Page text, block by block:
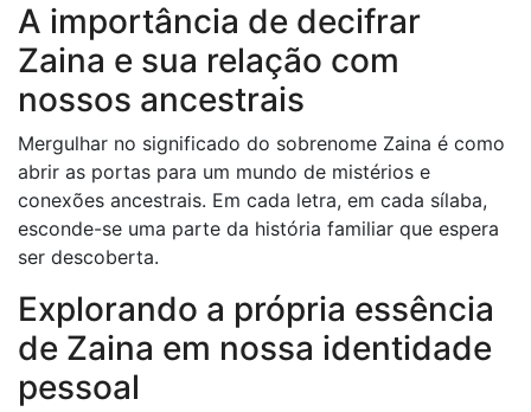
A importância de decifrar
Zaina e sua relação com
nossos ancestrais
Mergulhar no significado do sobrenome Zaina é como
abrir as portas para um mundo de mistérios e
conexões ancestrais. Em cada letra, em cada sílaba,
esconde-se uma parte da história familiar que espera
ser descoberta.
Explorando a própria essência
de Zaina em nossa identidade
pessoal